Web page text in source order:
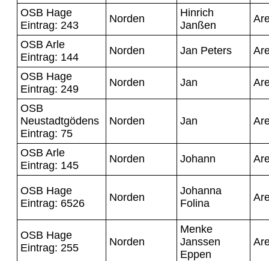
OSB Hage
Eintrag: 243
Norden
Hinrich
Janßen
OSB Arle
Eintrag: 144
Norden Jan Peters
OSB Hage
Eintrag: 249
Norden Jan
OSB
Neustadtgödens
Eintrag: 75
Norden Jan
OSB Arle
Eintrag: 145
Norden Johann
OSB Hage
Eintrag: 6526
Norden
Johanna
Folina
OSB Hage
Eintrag: 255
Norden
Menke
Janssen
Eppen